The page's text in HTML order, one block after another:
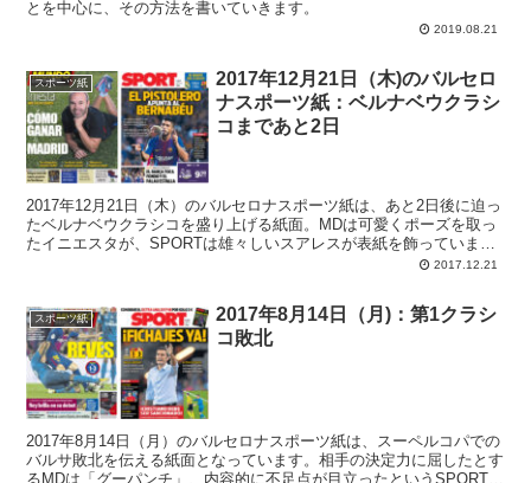
とを中心に、その方法を書いていきます。
2019.08.21
スポーツ紙
2017年12月21日（木)のバルセロ
ナスポーツ紙：ベルナベウクラシ
コまであと2日
2017年12月21日（木）のバルセロナスポーツ紙は、あと2日後に迫っ
たベルナベウクラシコを盛り上げる紙面。MDは可愛くポーズを取っ
たイニエスタが、SPORTは雄々しいスアレスが表紙を飾っていま
2017.12.21
スポーツ紙
2017年8月14日（月)：第1クラシ
コ敗北
2017年8月14日（月）のバルセロナスポーツ紙は、スーペルコパでの
バルサ敗北を伝える紙面となっています。相手の決定力に屈したとす
るMDは「グーパンチ」、内容的に不足点が目立ったというSPORTは